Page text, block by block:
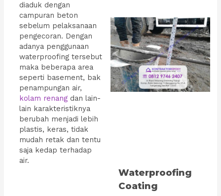
diaduk dengan
campuran beton
sebelum pelaksanaan
pengecoran. Dengan
adanya penggunaan
waterproofing tersebut
maka beberapa area
seperti basement, bak
penampungan air,
kolam renangdan lain-
lain karakteristiknya
berubah menjadi lebih
plastis, keras, tidak
mudah retak dan tentu
saja kedap terhadap
air.
Waterproofing
Coating